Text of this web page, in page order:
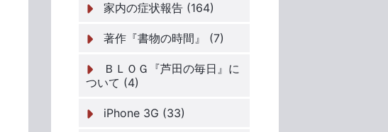
家内の症状報告 (164)
著作『書物の時間』 (7)
ＢＬＯＧ『芦田の毎日』に
ついて (4)
iPhone 3G (33)